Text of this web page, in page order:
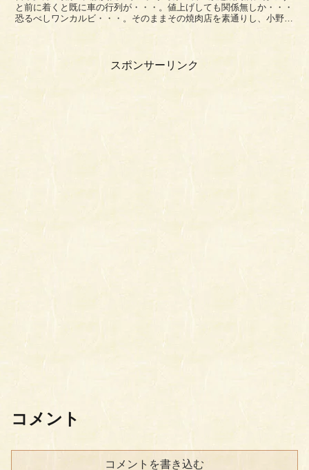
と前に着くと既に車の行列が・・・。値上げしても関係無しか・・・
恐るべしワンカルビ・・・。そのままその焼肉店を素通りし、小野原
スポンサーリンク
コメント
コメントを書き込む